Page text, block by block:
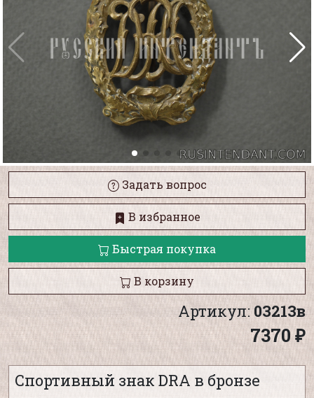
Задать вопрос
В избранное
Быстрая покупка
В корзину
Артикул:03213в
7370 ₽
Спортивный знак DRA в бронзе